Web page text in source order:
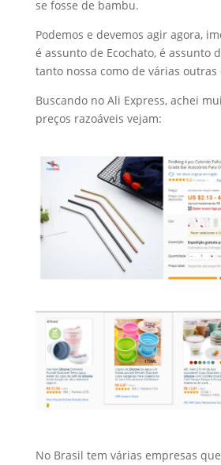
se fosse de bambu.
Podemos e devemos agir agora,
é assunto de Ecochato, é assunto
tanto nossa como de várias outras
Buscando no Ali Express, achei
preços razoáveis vejam:
No Brasil tem várias empresas